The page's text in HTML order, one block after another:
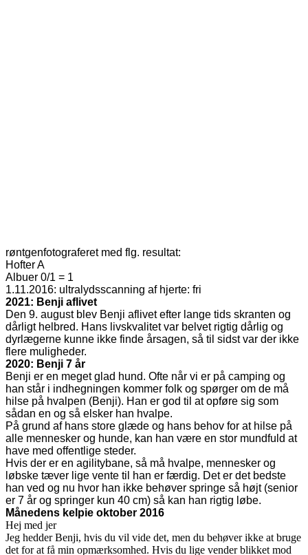
røntgenfotograferet med flg. resultat:
Hofter A
Albuer 0/1 = 1
1.11.2016: ultralydsscanning af hjerte: fri
2021: Benji aflivet
Den 9. august blev Benji aflivet efter lange tids skranten og
dårligt helbred. Hans livskvalitet var belvet rigtig dårlig og
dyrlægerne kunne ikke finde årsagen, så til sidst var der ikke
flere muligheder.
2020: Benji 7 år
Benji er en meget glad hund. Ofte når vi er på camping og
han står i indhegningen kommer folk og spørger om de må
hilse på hvalpen (Benji). Han er god til at opføre sig som
sådan en og så elsker han hvalpe.
På grund af hans store glæde og hans behov for at hilse på
alle mennesker og hunde, kan han være en stor mundfuld at
have med offentlige steder.
Hvis der er en agilitybane, så må hvalpe, mennesker og
løbske tæver lige vente til han er færdig. Det er det bedste
han ved og nu hvor han ikke behøver springe så højt (senior
er 7 år og springer kun 40 cm) så kan han rigtig løbe.
Månedens kelpie oktober 2016
Hej med jer
Jeg hedder Benji, hvis du vil vide det, men du behøver ikke at bruge
det for at få min opmærksomhed. Hvis du lige vender blikket mod